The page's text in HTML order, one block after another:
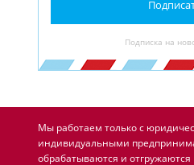
Подписка на
Мы работаем только с
индивидуальными
обрабатываются и